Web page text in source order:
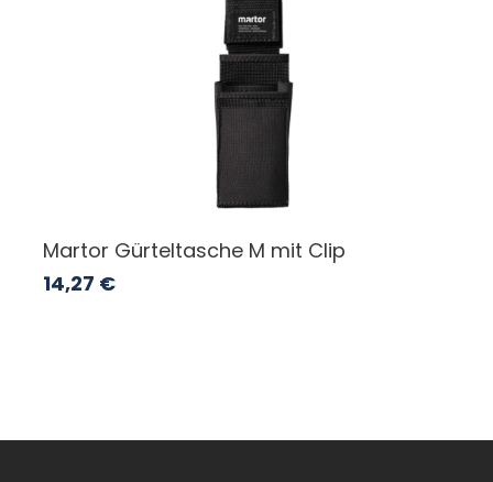
Martor Gürteltasche M mit Clip
14,27 €